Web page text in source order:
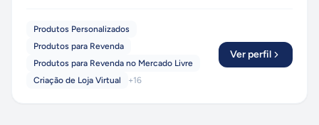
Produtos Personalizados
Produtos para Revenda
Produtos para Revenda no Mercado Livre
Criação de Loja Virtual
+16
Ver perfil